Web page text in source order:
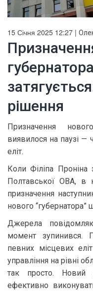
15 Січня 2025 12:27 |
рішення
Призначення
виявилося на паузі —
еліт.
Коли Філіпа Проніна
Полтавської ОВА, в
призначення
нового “губернатора”
Джерела
момент зупинився.
певних місцевих
управління на рівні
так просто. Новий
ефективно